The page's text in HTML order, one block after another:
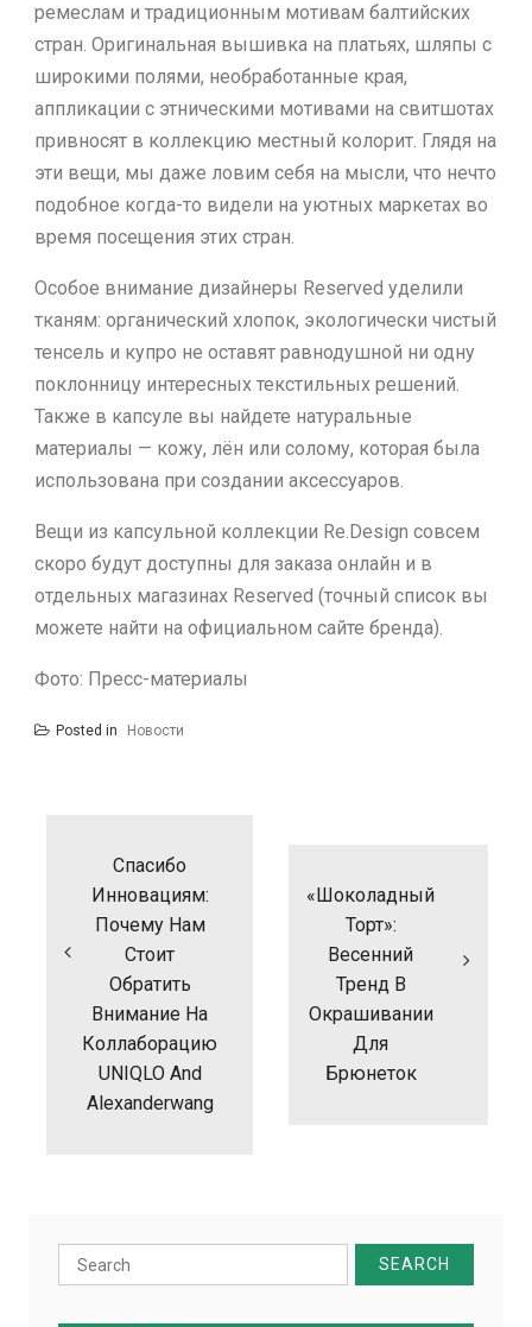
ремеслам и традиционным мотивам балтийских
стран. Оригинальная вышивка на платьях, шляпы с
широкими полями, необработанные края,
аппликации с этническими мотивами на свитшотах
привносят в коллекцию местный колорит. Глядя на
эти вещи, мы даже ловим себя на мысли, что нечто
подобное когда-то видели на уютных маркетах во
время посещения этих стран.
Особое внимание дизайнеры Reserved уделили
тканям: органический хлопок, экологически чистый
тенсель и купро не оставят равнодушной ни одну
поклонницу интересных текстильных решений.
Также в капсуле вы найдете натуральные
материалы — кожу, лён или солому, которая была
использована при создании аксессуаров.
Вещи из капсульной коллекции Re.Design совсем
скоро будут доступны для заказа онлайн и в
отдельных магазинах Reserved (точный список вы
можете найти на официальном сайте бренда).
Фото: Пресс-материалы
Posted in Новости
записямСпасибо
Инновациям:
Почему Нам
Стоит
Обратить
Внимание На
Коллаборацию
UNIQLO And
Alexanderwang
«Шоколадный
Торт»:
Весенний
Тренд В
Окрашивании
Для
Брюнеток
Search
for: